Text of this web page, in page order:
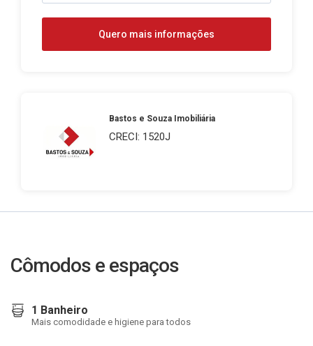
Quero mais informações
Bastos e Souza Imobiliária
CRECI: 1520J
Cômodos e espaços
1 Banheiro
Mais comodidade e higiene para todos